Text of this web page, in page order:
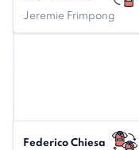
Jeremie Frimpong
Federico Chiesa